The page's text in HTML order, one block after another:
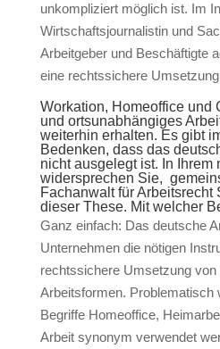
unkompliziert möglich ist. Im
Wirtschaftsjournalistin und
Arbeitgeber und Beschäftigte
eine rechtssichere
Workation, Homeoffice und
und ortsunabhängiges
weiterhin erhalten. Es gibt
Bedenken, dass das
nicht ausgelegt ist. In Ihrem
widersprechen Sie,
Fachanwalt für Arbeitsrecht
dieser These. Mit welcher
Ganz einfach: Das deutsche
Unternehmen die nötigen
rechtssichere Umsetzung von
Arbeitsformen. Problematisch
Begriffe Homeoffice,
Arbeit synonym verwendet